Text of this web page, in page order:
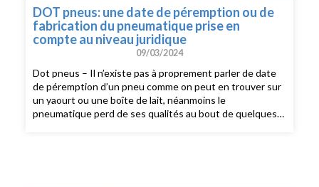
DOT pneus: une date de péremption ou de
fabrication du pneumatique prise en
compte au niveau juridique
09/03/2024
Dot pneus – Il n’existe pas à proprement parler de date
de péremption d’un pneu comme on peut en trouver sur
un yaourt ou une boîte de lait, néanmoins le
pneumatique perd de ses qualités au bout de quelques